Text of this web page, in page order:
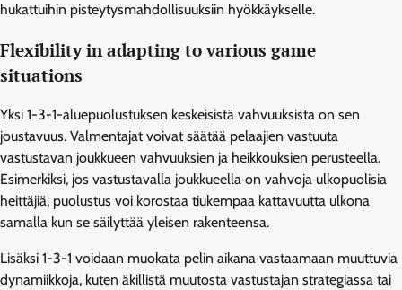
hukattuihin pisteytysmahdollisuuksiin hyökkäykselle.
Flexibility in adapting to various game
situations
Yksi 1-3-1-aluepuolustuksen keskeisistä vahvuuksista on sen
joustavuus. Valmentajat voivat säätää pelaajien vastuuta
vastustavan joukkueen vahvuuksien ja heikkouksien perusteella.
Esimerkiksi, jos vastustavalla joukkueella on vahvoja ulkopuolisia
heittäjiä, puolustus voi korostaa tiukempaa kattavuutta ulkona
samalla kun se säilyttää yleisen rakenteensa.
Lisäksi 1-3-1 voidaan muokata pelin aikana vastaamaan muuttuvia
dynamiikkoja, kuten äkillistä muutosta vastustajan strategiassa tai